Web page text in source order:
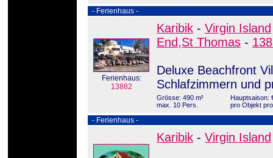
- Ferienhaus -
Ferienhaus:
13882
Karibik - Virgin Island
End,St Thomas -
Deluxe Beachfront
Schlafzimmern und
Grösse: 490 m²
max. 10 Pers.
Hauptsaison:
pro Objekt
- Ferienhaus -
Karibik - Virgin Island